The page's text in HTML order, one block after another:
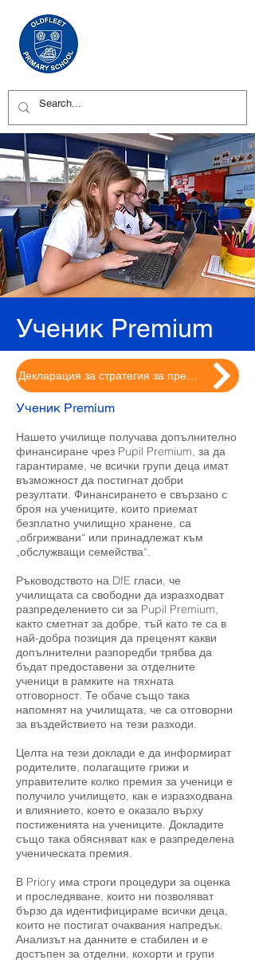
Ученик Premium
Декларация за стратегия за премиум ученик
Ученик Premium
Нашето училище получава допълнително
финансиране чрез Pupil Premium, за да
гарантираме, че всички групи деца имат
възможност да постигнат добри
резултати. Финансирането е свързано с
броя на учениците, които приемат
безплатно училищно хранене, са
„обгрижвани“ или принадлежат към
„обслужващи семейства“.
Ръководството на DfE гласи, че
училищата са свободни да изразходват
разпределението си за Pupil Premium,
както сметнат за добре, тъй като те са в
най-добра позиция да преценят какви
допълнителни разпоредби трябва да
бъдат предоставени за отделните
ученици в рамките на тяхната
отговорност. Те обаче също така
напомнят на училищата, че са отговорни
за въздействието на тези разходи.
Целта на тези доклади е да информират
родителите, полагащите грижи и
управителите колко премия за ученици е
получило училището, как е изразходвана
и влиянието, което е оказало върху
постиженията на учениците. Докладите
също така обясняват как е разпределена
ученическата премия.
В Priory има строги процедури за оценка
и проследяване, които ни позволяват
бързо да идентифицираме всички деца,
които не постигат очаквания напредък.
Анализът на данните е стабилен и е
достъпен за отделни, кохорти и групи